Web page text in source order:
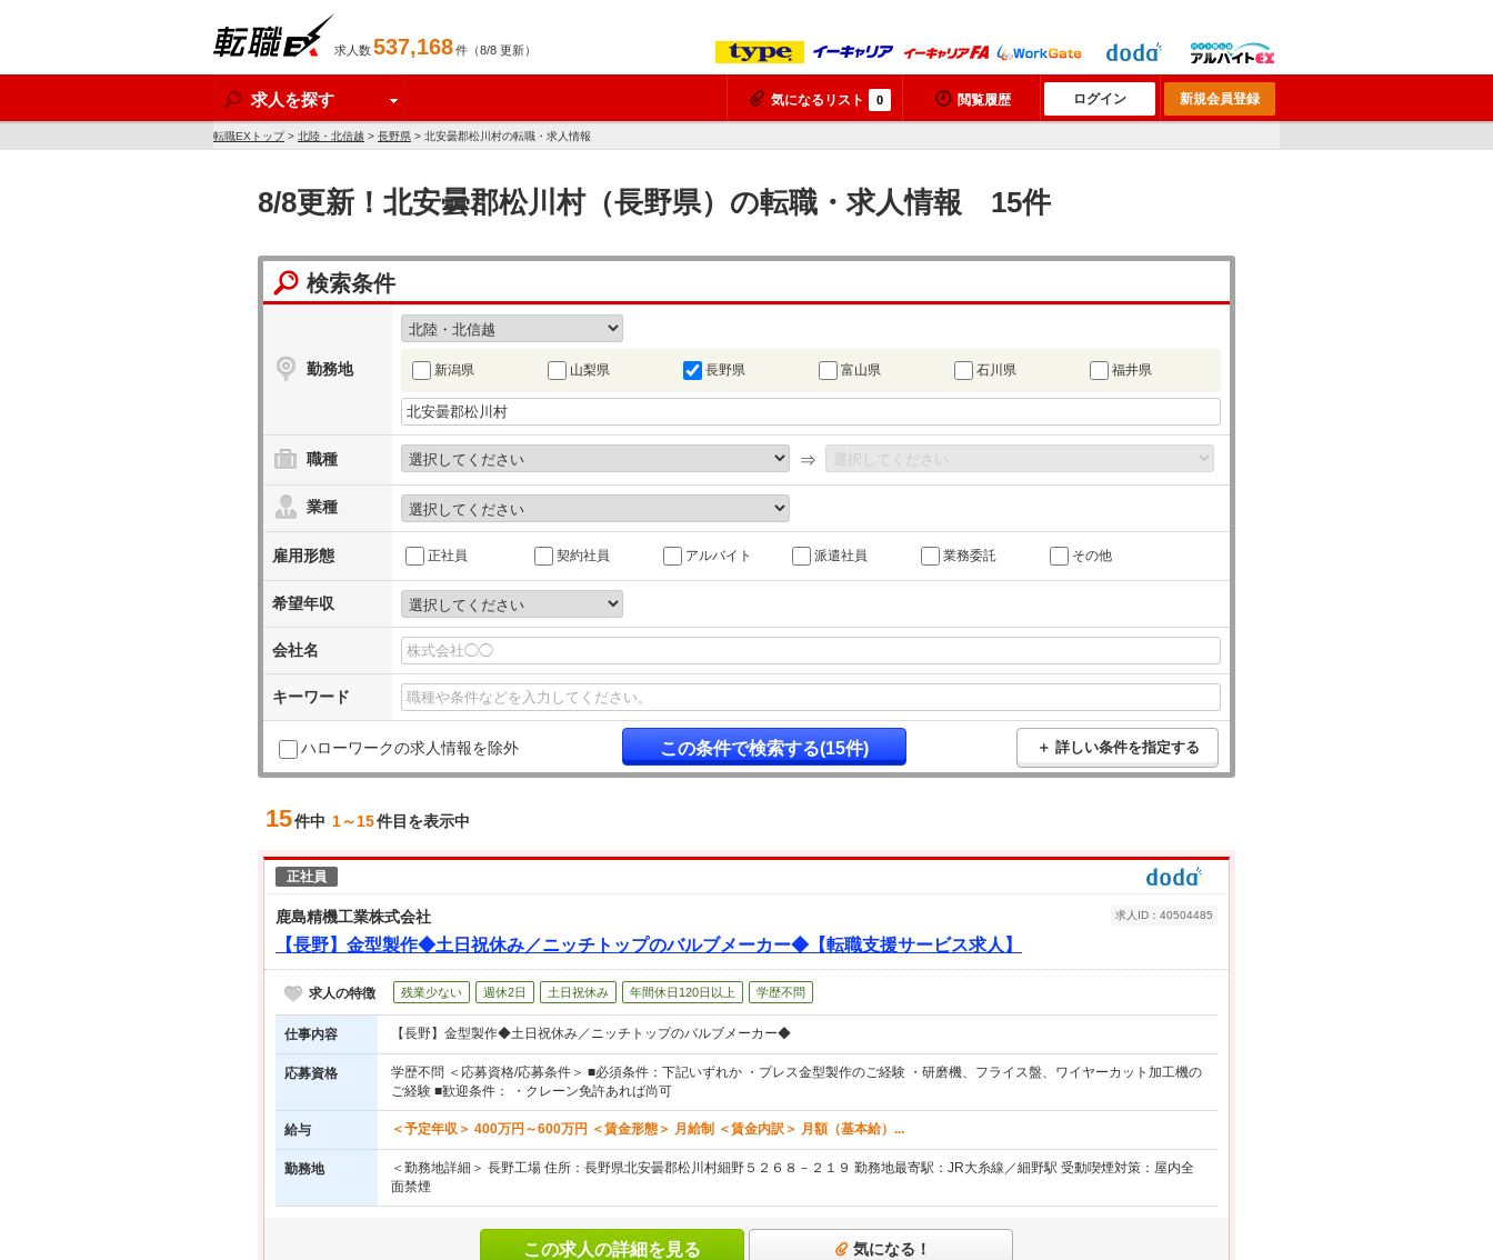
求人数537,168件（8/8 更新）
求人を探す 気になるリスト 0 閲覧履歴 ログイン 新規会員登録
転職EXトップ> 北陸・北信越 > 長野県 > 北安曇郡松川村の転職・求人情報
8/8更新！北安曇郡松川村（長野県）の転職・求人情報 15件
検索条件
勤務地 新潟県 山梨県 長野県 富山県 石川県 福井県
職種 ⇒
業種
雇用形態 正社員 契約社員 アルバイト 派遣社員 業務委託 その他
希望年収
会社名
キーワード
ハローワークの求人情報を除外 ＋ 詳しい条件を指定する
15件中 1～15件目を表示中
正社員
鹿島精機工業株式会社
【長野】金型製作◆土日祝休み／ニッチトップのバルブメーカー◆【転職支援サービス求人】
求人ID：40504485
求人の特徴 残業少ない 週休2日 土日祝休み 年間休日120日以上 学歴不問
仕事内容 【長野】金型製作◆土日祝休み／ニッチトップのバルブメーカー◆
応募資格
学歴不問 ＜応募資格/応募条件＞ ■必須条件：下記いずれか ・プレス金型製作のご経験 ・研磨機、フライス盤、ワイヤーカット加工機の
ご経験 ■歓迎条件： ・クレーン免許あれば尚可
給与 ＜予定年収＞ 400万円～600万円 ＜賃金形態＞ 月給制 ＜賃金内訳＞ 月額（基本給）...
勤務地
＜勤務地詳細＞ 長野工場 住所：長野県北安曇郡松川村細野５２６８－２１９ 勤務地最寄駅：JR大糸線／細野駅 受動喫煙対策：屋内全
面禁煙
この求人の詳細を見る 気になる！